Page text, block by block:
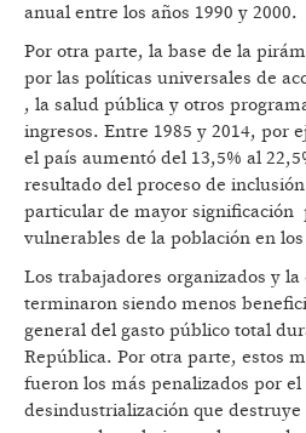
anual entre los años 1990 y 2000.
Por otra parte, la base de la
por las políticas universales de
, la salud pública y otros
ingresos. Entre 1985 y 2014, por
el país aumentó del 13,5% al
resultado del proceso de
particular de mayor significación
vulnerables de la población en los
Los trabajadores organizados y
terminaron siendo menos
general del gasto público total
República. Por otra parte, estos
fueron los más penalizados por el
desindustrialización que